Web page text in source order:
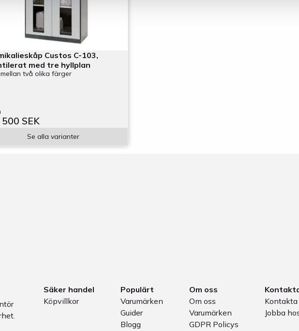
Custos C-103,
med tre hyllplan
två olika färger
SEK
Se alla varianter
Säker handel
Köpvillkor
Populärt
Varumärken
Guider
Blogg
Om oss
Om oss
Varumärken
GDPR Policys
Kontakta
Jobba